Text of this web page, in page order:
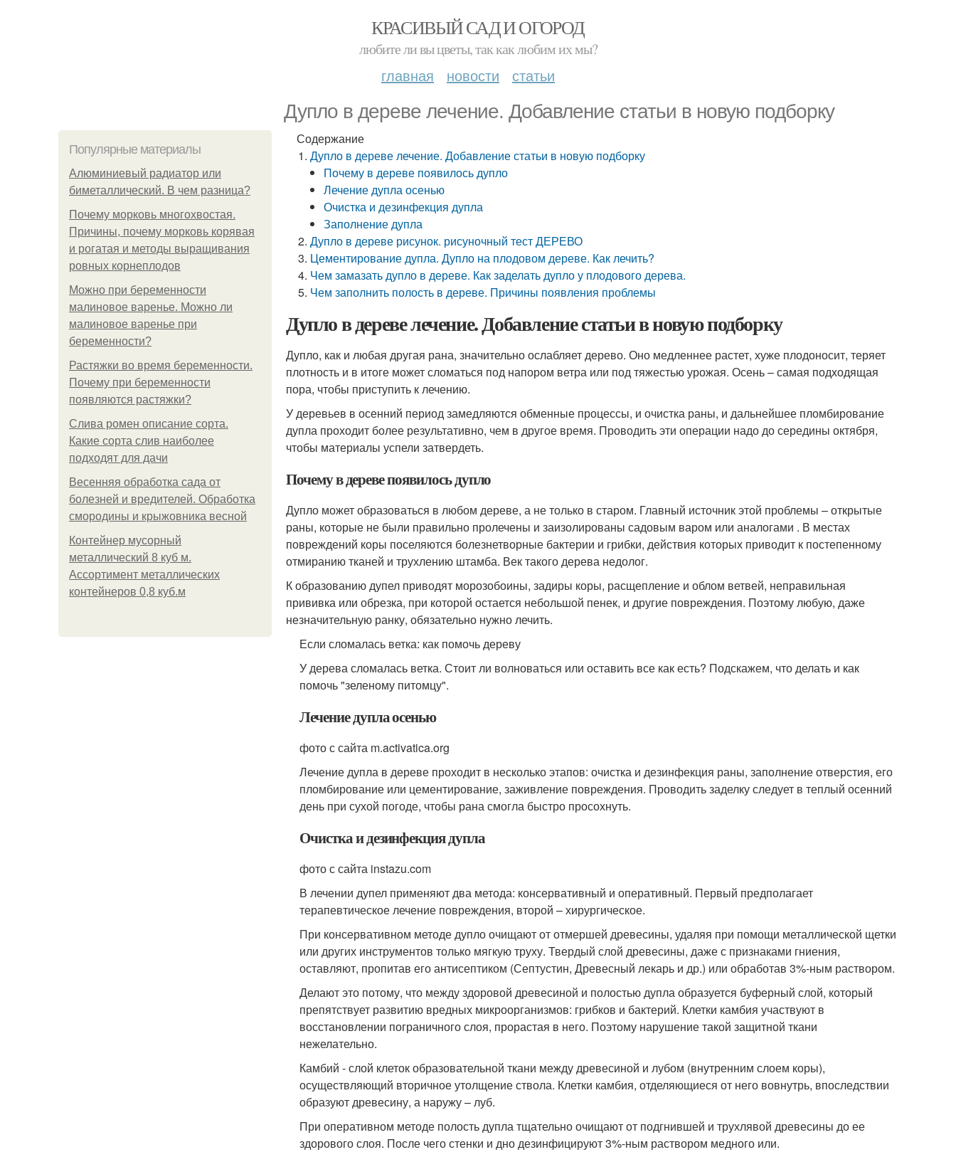
КРАСИВЫЙ САД И ОГОРОД
любите ли вы цветы, так как любим их мы?
главная новости статьи
Дупло в дереве лечение. Добавление статьи в новую подборку
Популярные материалы
Алюминиевый радиатор или
биметаллический. В чем разница?
Почему морковь многохвостая.
Причины, почему морковь корявая
и рогатая и методы выращивания
ровных корнеплодов
Можно при беременности
малиновое варенье. Можно ли
малиновое варенье при
беременности?
Растяжки во время беременности.
Почему при беременности
появляются растяжки?
Слива ромен описание сорта.
Какие сорта слив наиболее
подходят для дачи
Весенняя обработка сада от
болезней и вредителей. Обработка
смородины и крыжовника весной
Контейнер мусорный
металлический 8 куб м.
Ассортимент металлических
контейнеров 0,8 куб.м
Содержание
Дупло в дереве лечение. Добавление статьи в новую подборку
Почему в дереве появилось дупло
Лечение дупла осенью
Очистка и дезинфекция дупла
Заполнение дупла
Дупло в дереве рисунок. рисуночный тест ДЕРЕВО
Цементирование дупла. Дупло на плодовом дереве. Как лечить?
Чем замазать дупло в дереве. Как заделать дупло у плодового дерева.
Чем заполнить полость в дереве. Причины появления проблемы
Дупло в дереве лечение. Добавление статьи в новую подборку
Дупло, как и любая другая рана, значительно ослабляет дерево. Оно медленнее растет, хуже плодоносит, теряет
плотность и в итоге может сломаться под напором ветра или под тяжестью урожая. Осень – самая подходящая
пора, чтобы приступить к лечению.
У деревьев в осенний период замедляются обменные процессы, и очистка раны, и дальнейшее пломбирование
дупла проходит более результативно, чем в другое время. Проводить эти операции надо до середины октября,
чтобы материалы успели затвердеть.
Почему в дереве появилось дупло
Дупло может образоваться в любом дереве, а не только в старом. Главный источник этой проблемы – открытые
раны, которые не были правильно пролечены и заизолированы садовым варом или аналогами . В местах
повреждений коры поселяются болезнетворные бактерии и грибки, действия которых приводит к постепенному
отмиранию тканей и трухлению штамба. Век такого дерева недолог.
К образованию дупел приводят морозобоины, задиры коры, расщепление и облом ветвей, неправильная
прививка или обрезка, при которой остается небольшой пенек, и другие повреждения. Поэтому любую, даже
незначительную ранку, обязательно нужно лечить.
Если сломалась ветка: как помочь дереву
У дерева сломалась ветка. Стоит ли волноваться или оставить все как есть? Подскажем, что делать и как
помочь "зеленому питомцу".
Лечение дупла осенью
фото с сайта m.activatica.org
Лечение дупла в дереве проходит в несколько этапов: очистка и дезинфекция раны, заполнение отверстия, его
пломбирование или цементирование, заживление повреждения. Проводить заделку следует в теплый осенний
день при сухой погоде, чтобы рана смогла быстро просохнуть.
Очистка и дезинфекция дупла
фото с сайта instazu.com
В лечении дупел применяют два метода: консервативный и оперативный. Первый предполагает
терапевтическое лечение повреждения, второй – хирургическое.
При консервативном методе дупло очищают от отмершей древесины, удаляя при помощи металлической щетки
или других инструментов только мягкую труху. Твердый слой древесины, даже с признаками гниения,
оставляют, пропитав его антисептиком (Септустин, Древесный лекарь и др.) или обработав 3%-ным раствором.
Делают это потому, что между здоровой древесиной и полостью дупла образуется буферный слой, который
препятствует развитию вредных микроорганизмов: грибков и бактерий. Клетки камбия участвуют в
восстановлении пограничного слоя, прорастая в него. Поэтому нарушение такой защитной ткани
нежелательно.
Камбий - слой клеток образовательной ткани между древесиной и лубом (внутренним слоем коры),
осуществляющий вторичное утолщение ствола. Клетки камбия, отделяющиеся от него вовнутрь, впоследствии
образуют древесину, а наружу – луб.
При оперативном методе полость дупла тщательно очищают от подгнившей и трухлявой древесины до ее
здорового слоя. После чего стенки и дно дезинфицируют 3%-ным раствором медного или.